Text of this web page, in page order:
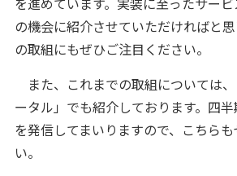
の機会に紹介させていただければと
の取組にもぜひご注目ください。
また、これまでの取組については
ータル」でも紹介しております。四
を発信してまいりますので、こちら
い。